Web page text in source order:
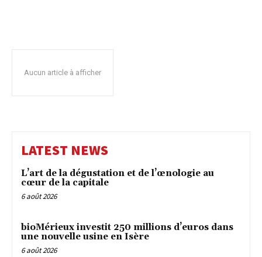
Aucun article à afficher
LATEST NEWS
L’art de la dégustation et de l’œnologie au
cœur de la capitale
6 août 2026
bioMérieux investit 250 millions d’euros dans
une nouvelle usine en Isère
6 août 2026